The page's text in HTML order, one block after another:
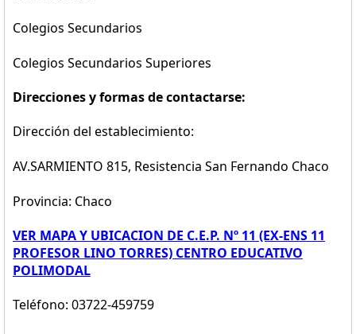
Colegios Secundarios
Colegios Secundarios Superiores
Direcciones y formas de contactarse:
Dirección del establecimiento:
AV.SARMIENTO 815, Resistencia San Fernando Chaco
Provincia: Chaco
VER MAPA Y UBICACION DE C.E.P. Nº 11 (EX-ENS 11
PROFESOR LINO TORRES) CENTRO EDUCATIVO
POLIMODAL
Teléfono: 03722-459759